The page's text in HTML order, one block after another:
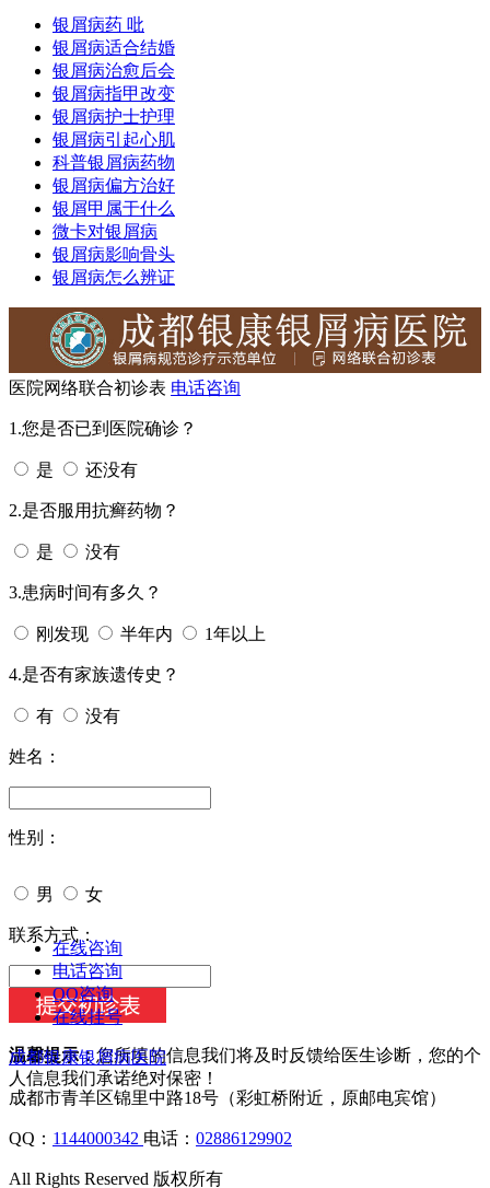
银屑病药 吡
银屑病适合结婚
银屑病治愈后会
银屑病指甲改变
银屑病护士护理
银屑病引起心肌
科普银屑病药物
银屑病偏方治好
银屑甲属于什么
微卡对银屑病
银屑病影响骨头
银屑病怎么辨证
医院网络联合初诊表 电话咨询
1.您是否已到医院确诊？
是 还没有
2.是否服用抗癣药物？
是 没有
3.患病时间有多久？
刚发现 半年内 1年以上
4.是否有家族遗传史？
有 没有
姓名：
性别：
男 女
今天日期：
联系方式：
温馨提示：您所填的信息我们将及时反馈给医生诊断，您的个
人信息我们承诺绝对保密！
在线咨询
电话咨询
QQ咨询
在线挂号
成都银康银屑病医院
成都市青羊区锦里中路18号（彩虹桥附近，原邮电宾馆）
QQ： 1144000342 电话： 02886129902
All Rights Reserved 版权所有